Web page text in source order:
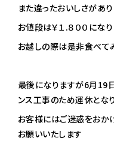
また違ったおいしさがあ
お値段は￥１.８００になり
お越しの際は是非食べて
最後になりますが6月19
ンス工事のため運休とな
お客様にはご迷惑をおか
お願いいたします